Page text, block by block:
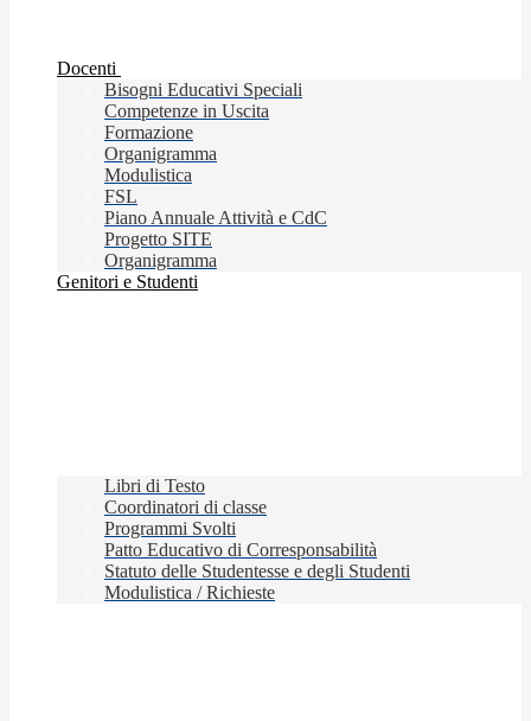
Docenti
Bisogni Educativi Speciali
Competenze in Uscita
Formazione
Organigramma
Modulistica
FSL
Piano Annuale Attività e CdC
Progetto SITE
Organigramma
Genitori e Studenti
Libri di Testo
Coordinatori di classe
Programmi Svolti
Patto Educativo di Corresponsabilità
Statuto delle Studentesse e degli Studenti
Modulistica / Richieste